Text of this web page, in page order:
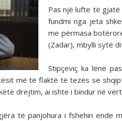
Pas një lufte të
fundmi nga jeta
me përmasa
(Zadar), mbylli sytë
Stipçeviç ka lënë
më të flaktë të tezës se
drejtim, ai ishte i bindur në
të panjohura i fshehin ende